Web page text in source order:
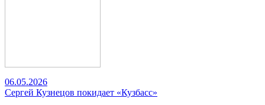
06.05.2026
Сергей Кузнецов покидает «Кузбасс»